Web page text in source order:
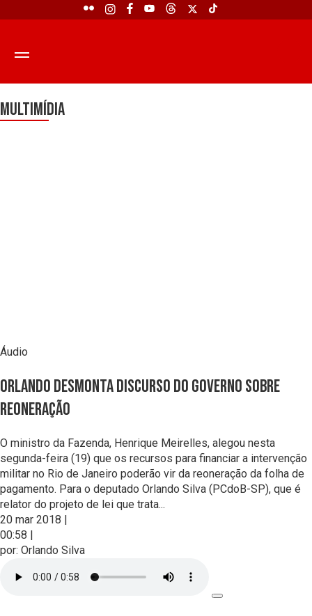
Multimídia
Áudio
Orlando desmonta discurso do governo sobre
reoneração
O ministro da Fazenda, Henrique Meirelles, alegou nesta
segunda-feira (19) que os recursos para financiar a intervenção
militar no Rio de Janeiro poderão vir da reoneração da folha de
pagamento. Para o deputado Orlando Silva (PCdoB-SP), que é
relator do projeto de lei que trata...
20 mar 2018 |
00:58 |
por: Orlando Silva